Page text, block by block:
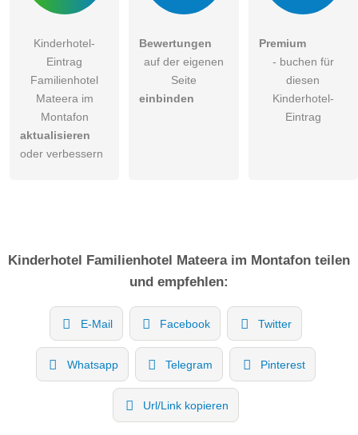
Kinderhotel-
Eintrag
Familienhotel
Mateera im
Montafon
aktualisieren
oder verbessern
Bewertungen
auf der eigenen
Seite
einbinden
Premium
- buchen für
diesen
Kinderhotel-
Eintrag
Kinderhotel Familienhotel Mateera im Montafon teilen
und empfehlen:
E-Mail Facebook Twitter
Whatsapp Telegram Pinterest
Url/Link kopieren